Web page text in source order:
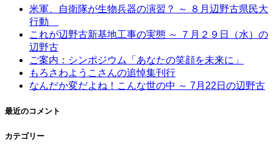
米軍、自衛隊が生物兵器の演習？ ～ ８月辺野古県民大
行動
これが辺野古新基地工事の実態 ～ ７月２９日（水）の
辺野古
ご案内：シンポジウム「あなたの笑顔を未来に」
もろさわようこさんの追悼集刊行
なんだか変だよね！こんな世の中 ～ 7月22日の辺野古
最近のコメント
カテゴリー